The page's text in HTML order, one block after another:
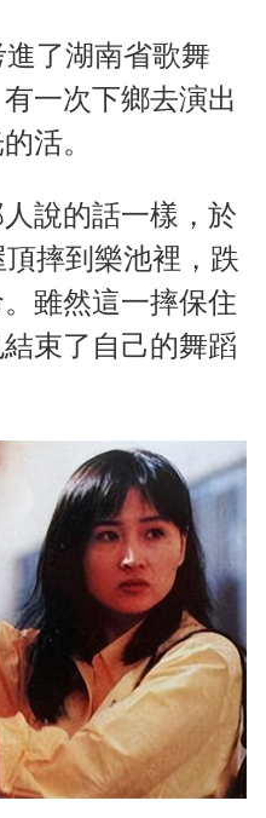
了湖南省歌舞
一次下鄉去演出
活。
說的話一樣，於
摔到樂池裡，跌
雖然這一摔保住
束了自己的舞蹈